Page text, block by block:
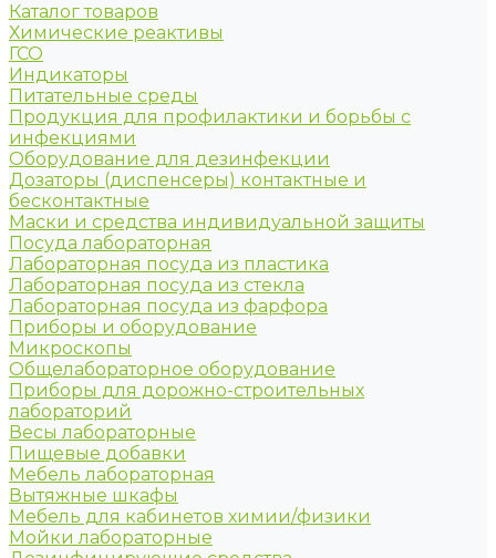
Каталог товаров
Химические реактивы
ГСО
Индикаторы
Питательные среды
Продукция для профилактики и борьбы с
инфекциями
Оборудование для дезинфекции
Дозаторы (диспенсеры) контактные и
бесконтактные
Маски и средства индивидуальной защиты
Посуда лабораторная
Лабораторная посуда из пластика
Лабораторная посуда из стекла
Лабораторная посуда из фарфора
Приборы и оборудование
Микроскопы
Общелабораторное оборудование
Приборы для дорожно-строительных
лабораторий
Весы лабораторные
Пищевые добавки
Мебель лабораторная
Вытяжные шкафы
Мебель для кабинетов химии/физики
Мойки лабораторные